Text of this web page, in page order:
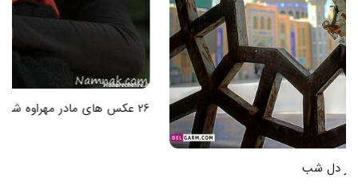
26 عکس های مادر مهراوه شریفی نیا که قلب شما را تسخیر می کند